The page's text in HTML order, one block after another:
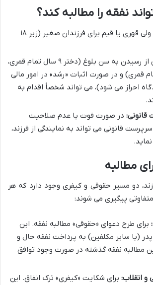
نفقه را مطالبه کند؟
به عنوان ولی قهری یا قیم برای فرزندان صغیر (زیر ۱۸
پس از رسیدن به سن بلوغ (دختر ۹ سال تمام قمری،
تمام قمری) و در صورت اثبات «رشد» در امور مالی
احراز می شود)، می تواند شخصاً اقدام به
قانونی: در صورت فوت یا عدم صلاحیت
قانونی می تواند به نمایندگی از فرزند،
مطالبه
دو مسیر حقوقی و کیفری وجود دارد که هر
پیگیری می شوند:
برای طرح دعوای «حقوقی» مطالبه نفقه. این
پدر (یا سایر مکلفین) به پرداخت نفقه حال و
مطالبه نفقه گذشته در صورت وجود توافق
و انقلاب: برای شکایت «کیفری» ترک انفاق. این